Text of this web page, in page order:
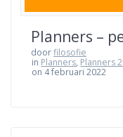
Planners –
doorfilosofie
in Planners, Planners
on 4 februari 2022